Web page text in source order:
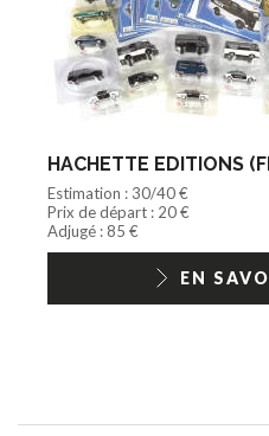
HACHETTE EDITIONS
Estimation : 30/40 €
Prix de départ : 20 €
Adjugé : 85 €
EN